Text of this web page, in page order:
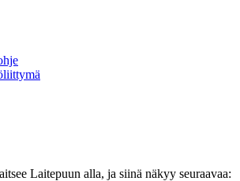
Laitepuun alla, ja siinä näkyy seuraavaa: